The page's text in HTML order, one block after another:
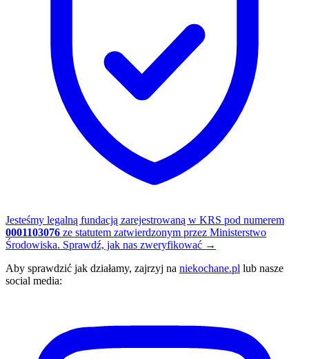
Jesteśmy legalną fundacją zarejestrowaną w KRS pod numerem
0001103076 ze statutem zatwierdzonym przez Ministerstwo
Środowiska. Sprawdź, jak nas zweryfikować →
Aby sprawdzić jak działamy, zajrzyj na niekochane.pl lub nasze
social media: